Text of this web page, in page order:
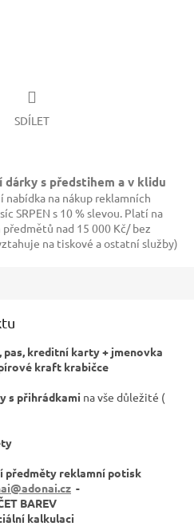
SDÍLET
s předstihem a v klidu
nabídka na nákup reklamních
SRPEN s 10 % slevou. Platí na
nad 15 000 Kč/ bez
na tiskové a ostatní služby)
pas, kreditní karty + jmenovka
kraft krabičce
s přihrádkami na vše důležité (
předměty reklamní potisk
-
BAREV
kalkulaci